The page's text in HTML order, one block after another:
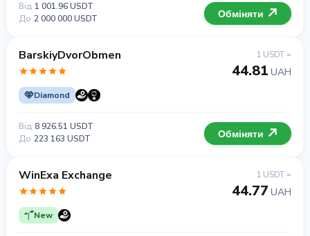
Від 1 001.96 USDT
До 2 000 000 USDT Обміняти
BarskiyDvorObmen
Diamond
1 USDT =
44.81 UAH
Від 8 926.51 USDT
До 223 163 USDT Обміняти
WinExa Exchange
New
1 USDT =
44.77 UAH